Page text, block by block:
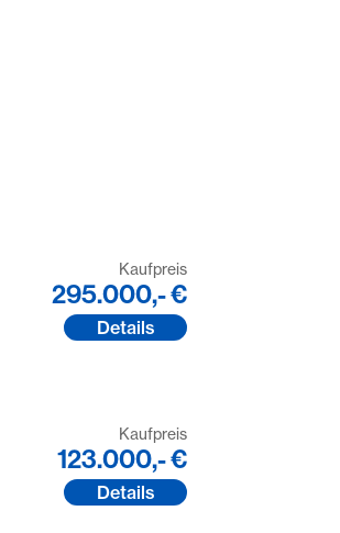
Kaufpreis
295.000,- €
Details
Kaufpreis
123.000,- €
Details